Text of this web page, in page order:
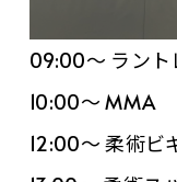
09:00〜 ラント
10:00〜 MMA
12:00〜 柔術ビ